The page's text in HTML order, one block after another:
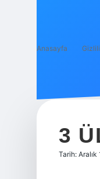
Anasayfa
3
Tarih: Aralık